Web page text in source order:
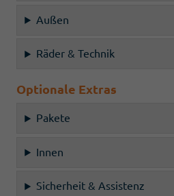
Außen
Räder & Technik
Optionale Extras
Pakete
Innen
Sicherheit & Assistenz